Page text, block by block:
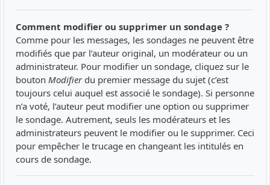
Comment modifier ou supprimer un sondage ?
Comme pour les messages, les sondages ne peuvent être
modifiés que par l’auteur original, un modérateur ou un
administrateur. Pour modifier un sondage, cliquez sur le
bouton Modifierdu premier message du sujet (c’est
toujours celui auquel est associé le sondage). Si personne
n’a voté, l’auteur peut modifier une option ou supprimer
le sondage. Autrement, seuls les modérateurs et les
administrateurs peuvent le modifier ou le supprimer. Ceci
pour empêcher le trucage en changeant les intitulés en
cours de sondage.